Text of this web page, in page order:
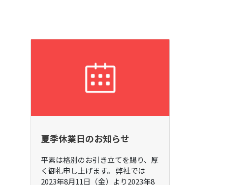
夏季休業日のお知らせ
平素は格別のお引き立てを賜り、厚
く御礼申し上げます。 弊社では
2023年8月11日（金）より2023年8